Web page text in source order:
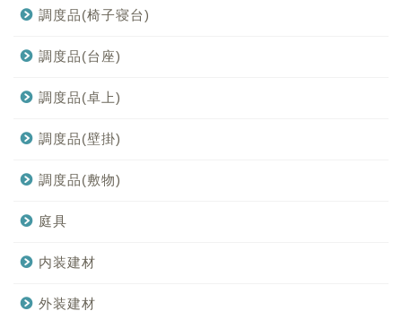
調度品(椅子寝台)
調度品(台座)
調度品(卓上)
調度品(壁掛)
調度品(敷物)
庭具
内装建材
外装建材